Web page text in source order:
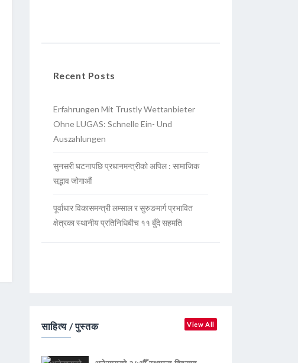
Recent Posts
Erfahrungen Mit Trustly Wettanbieter
Ohne LUGAS: Schnelle Ein- Und
Auszahlungen
सुनसरी घटनापछि प्रधानमन्त्रीको अपिल : सामाजिक
सद्भाव जोगाऔं
पूर्वाधार विकासमन्त्री लम्साल र सुरुङमार्ग प्रभावित
क्षेत्रका स्थानीय प्रतिनिधिबीच ११ बुँदे सहमति
साहित्य / पुस्तक View All